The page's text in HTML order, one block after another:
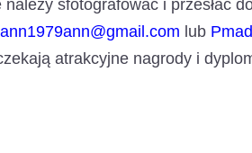
sfotografować i przesłać
ann1979ann@gmail.com lub
atrakcyjne nagrody i